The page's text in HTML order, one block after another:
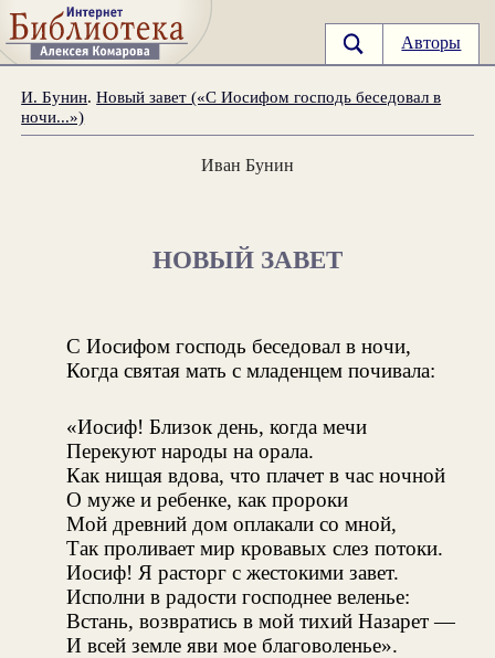
Авторы
И. Бунин.Новый завет («С Иосифом господь беседовал в
ночи...»)
Иван Бунин
НОВЫЙ ЗАВЕТ
С Иосифом господь беседовал в ночи,
Когда святая мать с младенцем почивала:
«Иосиф! Близок день, когда мечи
Перекуют народы на орала.
Как нищая вдова, что плачет в час ночной
О муже и ребенке, как пророки
Мой древний дом оплакали со мной,
Так проливает мир кровавых слез потоки.
Иосиф! Я расторг с жестокими завет.
Исполни в радости господнее веленье:
Встань, возвратись в мой тихий Назарет —
И всей земле яви мое благоволенье».